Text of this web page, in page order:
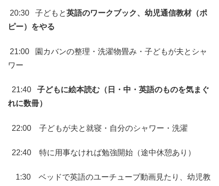
20:30 子どもと英語のワークブック、幼児通信教材（ポ
ピー）をやる
21:00 園カバンの整理・洗濯物畳み・子どもが夫とシャ
ワー
21:40 子どもに絵本読む（日・中・英語のものを気まぐ
れに数冊）
22:00 子どもが夫と就寝・自分のシャワー・洗濯
22:40 特に用事なければ勉強開始（途中休憩あり）
1:30 ベッドで英語のユーチューブ動画見たり、幼児教